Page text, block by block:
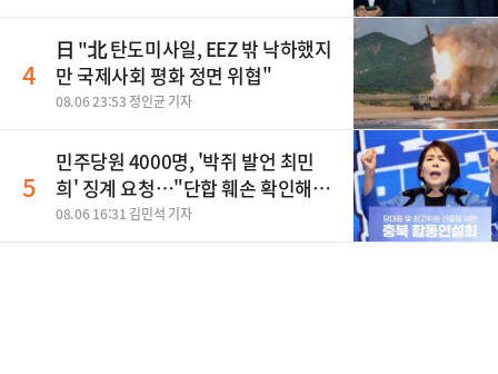
4
日 "北 탄도미사일, EEZ 밖 낙하했지
만 국제사회 평화 정면 위협"
08.06 23:53 정인균 기자
5
민주당원 4000명, '박쥐 발언 최민
희' 징계 요청…"단합 훼손 확인해
야"
08.06 16:31 김민석 기자